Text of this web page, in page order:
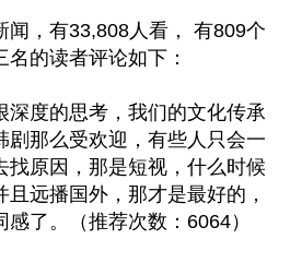
闻，有33,808人看， 有809个
的读者评论如下：
深度的思考，我们的文化传承
剧那么受欢迎，有些人只会一
找原因，那是短视，什么时候
远播国外，那才是最好的，
了。（推荐次数：6064）